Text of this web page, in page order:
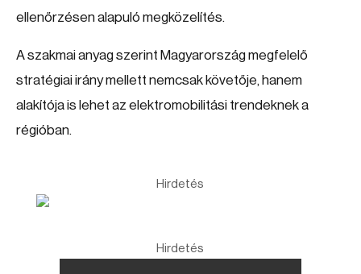
ellenőrzésen alapuló megközelítés.
A szakmai anyag szerint Magyarország megfelelő
stratégiai irány mellett nemcsak követője, hanem
alakítója is lehet az elektromobilitási trendeknek a
régióban.
Hirdetés
Hirdetés